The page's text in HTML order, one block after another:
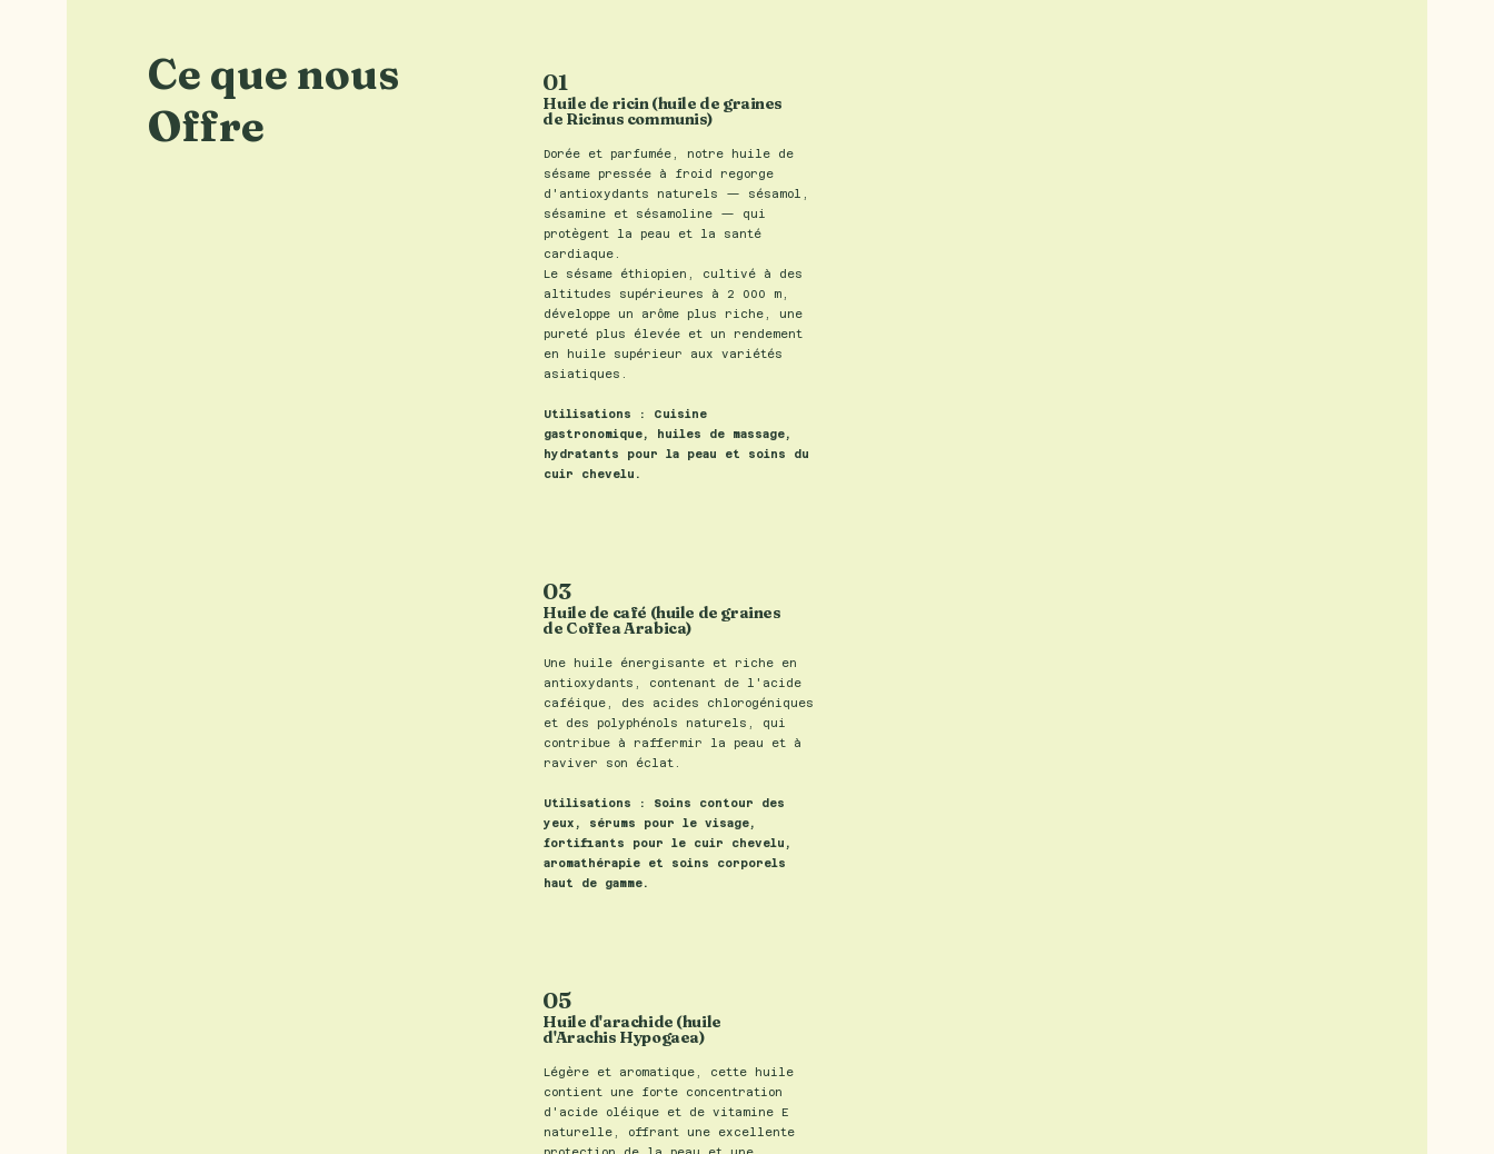
Ce que nous
Offre
01
Huile de ricin (huile de graines
de Ricinus communis)
Dorée et parfumée, notre huile de
sésame pressée à froid regorge
d'antioxydants naturels — sésamol,
sésamine et sésamoline — qui
protègent la peau et la santé
cardiaque.
Le sésame éthiopien, cultivé à des
altitudes supérieures à 2 000 m,
développe un arôme plus riche, une
pureté plus élevée et un rendement
en huile supérieur aux variétés
asiatiques.
Utilisations : Cuisine
gastronomique, huiles de massage,
hydratants pour la peau et soins du
cuir chevelu.
03
Huile de café (huile de graines
de Coffea Arabica)
Une huile énergisante et riche en
antioxydants, contenant de l'acide
caféique, des acides chlorogéniques
et des polyphénols naturels, qui
contribue à raffermir la peau et à
raviver son éclat.
Utilisations : Soins contour des
yeux, sérums pour le visage,
fortifiants pour le cuir chevelu,
aromathérapie et soins corporels
haut de gamme.
05
Huile d'arachide (huile
d'Arachis Hypogaea)
Légère et aromatique, cette huile
contient une forte concentration
d'acide oléique et de vitamine E
naturelle, offrant une excellente